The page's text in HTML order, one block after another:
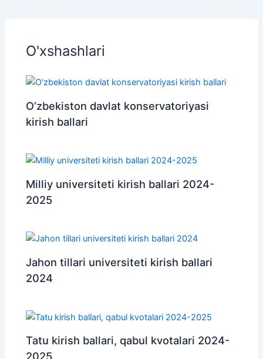
O'xshashlari
O’zbekiston davlat konservatoriyasi
kirish ballari
Milliy universiteti kirish ballari 2024-
2025
Jahon tillari universiteti kirish ballari
2024
Tatu kirish ballari, qabul kvotalari 2024-
2025